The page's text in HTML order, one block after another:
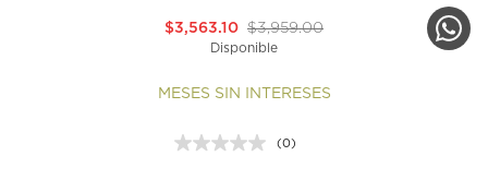
$3,959.00
$3,563.10
Disponible
MESES SIN INTERESES
Sin
(0)